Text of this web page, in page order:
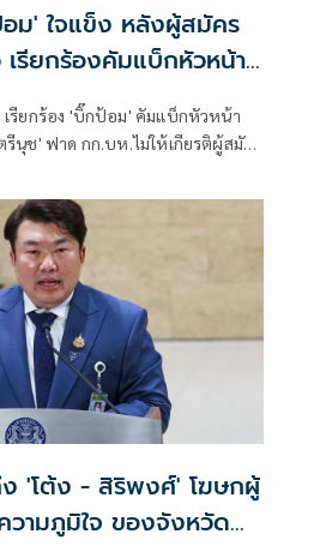
ม' ใจแข็ง หลังผู้สมัคร
รียกร้องคัมแบ็กหัวหน้า
รียกร้อง 'บิ๊กป้อม' คัมแบ็กหัวหน้า
นุช' ฟาด กก.บห.ไม่ให้เกียรติผู้สมัคร
ไม่กลับมาแล้ว
ผู้
วามภูมิใจ ของจังหวัด